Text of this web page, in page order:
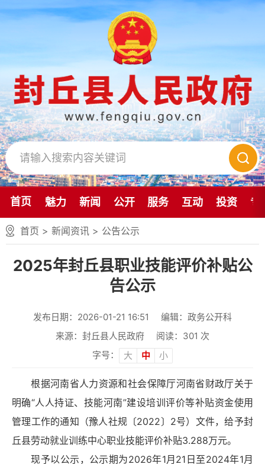
首页 魅力 新闻 公开 服务 互动 投资 专
首页 > 新闻资讯 > 公告公示
2025年封丘县职业技能评价补贴公
告公示
发布日期：2026-01-21 16:51
编辑：政务公开科
来源：封丘县人民政府
阅读： 301 次
字号：
大 中 小
根据河南省人力资源和社会保障厅河南省财政厅关于
明确“人人持证、技能河南”建设培训评价等补贴资金使用
管理工作的通知（豫人社规〔2022〕2号）文件，给予封
丘县劳动就业训练中心职业技能评价补贴3.288万元。
现予以公示，公示期为2026年1月21日至2024年1月